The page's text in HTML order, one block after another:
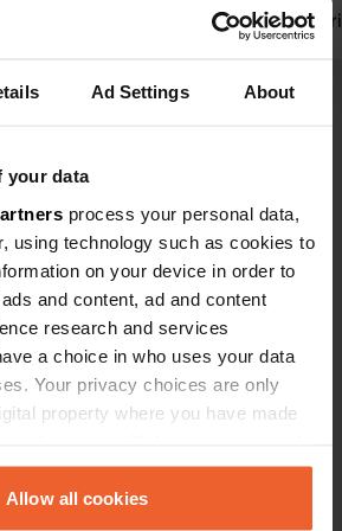
Ad Settings About
your data
process your personal data,
using technology such as cookies to
on your device in order to
and content, ad and content
research and services
a choice in who uses your data
Your privacy choices are only
property where you have made
Declaration or by clicking on
Allow all cookies
4 warme (regen)
Gratis! Toch een
nodig? €10
reeds in
CP.
Portugal Kopiëren